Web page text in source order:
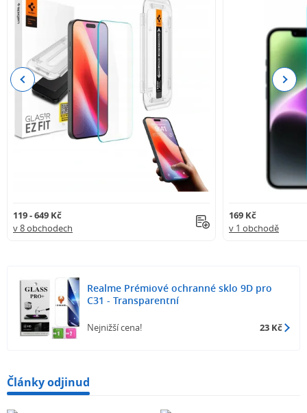
119 - 649 Kč
v 8 obchodech
169 Kč
v 1 obchodě
Previous Next
Realme Prémiové ochranné sklo 9D pro
C31 - Transparentní
Nejnižší cena! 23 Kč
Články odjinud